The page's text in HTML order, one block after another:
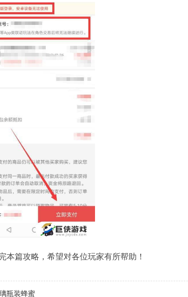
篇攻略，希望对各位玩家有所帮助！
瓶装蜂蜜